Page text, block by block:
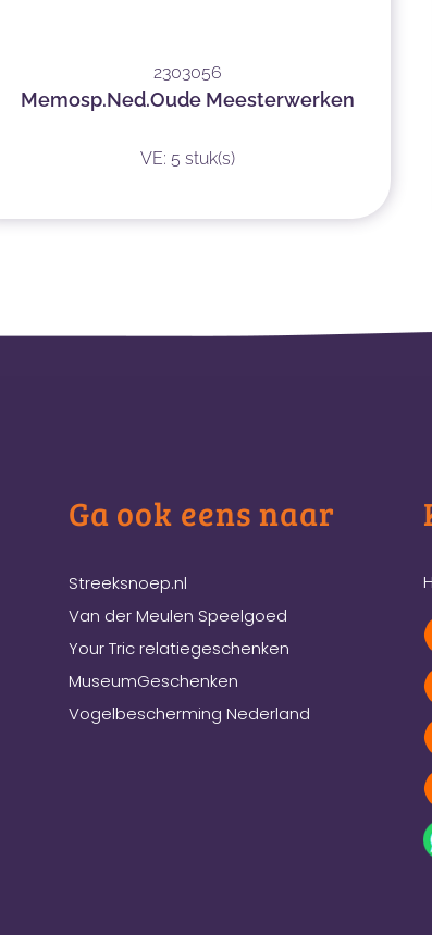
2303056
Memosp.Ned.Oude Meesterwerken
VE: 5 stuk(s)
Ga ook eens naar
Streeksnoep.nl
Van der Meulen Speelgoed
Your Tric relatiegeschenken
MuseumGeschenken
Vogelbescherming Nederland